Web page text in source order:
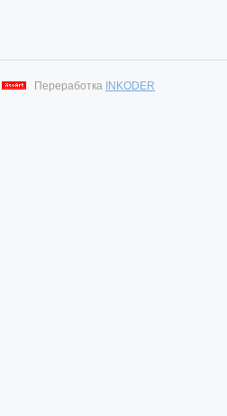
Переработка INKODER